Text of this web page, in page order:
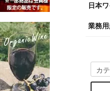
日本
業務